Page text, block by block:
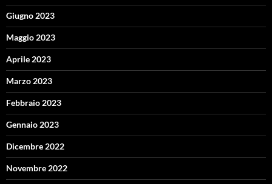
Giugno 2023
Maggio 2023
Aprile 2023
Marzo 2023
Febbraio 2023
Gennaio 2023
Dicembre 2022
Novembre 2022